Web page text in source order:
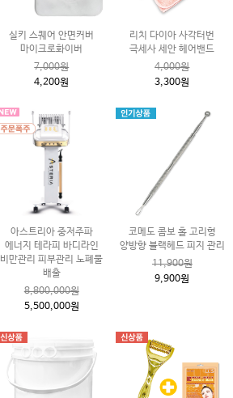
실키 스퀘어 안면커버
마이크로화이버
7,000원
4,200원
리치 다이아 사각터번
극세사 세안 헤어밴드
4,000원
3,300원
아스트리아 중저주파
에너지 테라피 바디라인
비만관리 피부관리 노폐물
배출
8,800,000원
5,500,000원
코메도 콤보 홀 고리형
양방향 블랙헤드 피지 관리
11,900원
9,900원